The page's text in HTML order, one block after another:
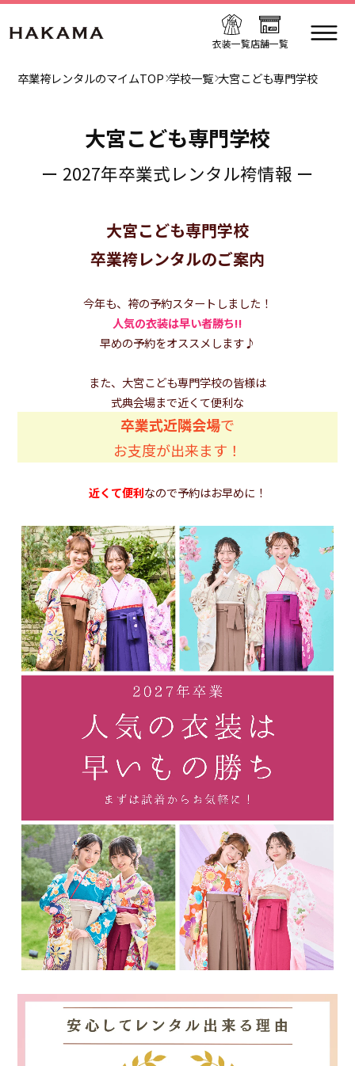
衣装一覧店舗一覧
卒業袴レンタルのマイムTOP 学校一覧 大宮こども専門学校
大宮こども専門学校
ー 2027年卒業式レンタル袴情報 ー
大宮こども専門学校
卒業袴レンタルのご案内
今年も、袴の予約スタートしました！
人気の衣装は早い者勝ち!!
早めの予約をオススメします♪
また、大宮こども専門学校の皆様は
式典会場まで近くて便利な
卒業式近隣会場で
お支度が出来ます！
近くて便利なので予約はお早めに！